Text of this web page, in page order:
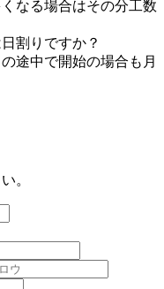
なる場合はその分工数
割りですか？
途中で開始の場合も月
。